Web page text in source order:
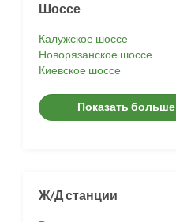
Шоссе
Калужское шоссе
Новорязанское шоссе
Киевское шоссе
Показать больше
Ж/Д станции